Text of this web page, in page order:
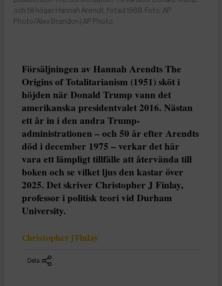
och till höger Hannah Arendt, fotad 1969. Foto: AP
Photo/Alex Brandon | AP Photo
Försäljningen av Hannah Arendts The
Origins of Totalitarianism (1951) sköt i
höjden när Donald Trump vann det
amerikanska presidentvalet 2016. Nästan
ett år in i den andra Trump-
administrationen – och 50 år efter Arendts
död i december 1975 – verkar det här
vara ett lämpligt tillfälle att återvända till
boken och se vilket ljus den kastar över
2025. Det skriver Christopher J Finlay,
professor i politisk teori vid Durham
University.
Christopher J Finlay
Dela